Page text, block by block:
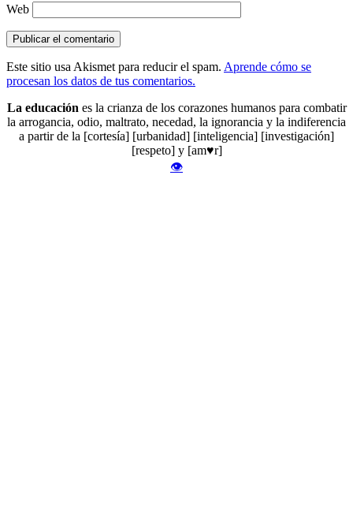
Web
Este sitio usa Akismet para reducir el spam. Aprende cómo se
procesan los datos de tus comentarios.
La educaciónes la crianza de los corazones humanos para combatir
la arrogancia, odio, maltrato, necedad, la ignorancia y la indiferencia
a partir de la [cortesía] [urbanidad] [inteligencia] [investigación]
[respeto] y [am♥r]
👁